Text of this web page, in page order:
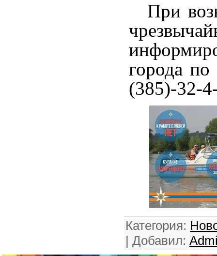
При
города
(385)-32-
Категория:
| Добавил: